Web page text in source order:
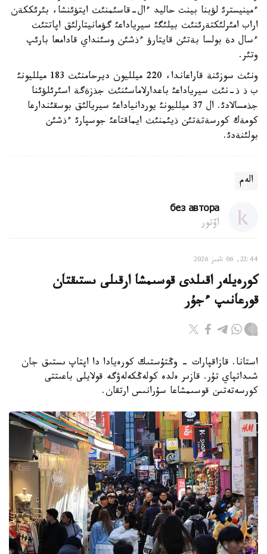
ءمينيسترئ لؤبنا بينت حاليد ءال-قاسئمنئث ايتؤئنشا، بئرئككةن
اراب امئرلئكتةرئنئث بيلئگئ سيرياداعئ گؤمانيتارلئق اپاتتئث
ءسال دة بولسا بةتئن قايتارؤ ءذشئن وسئنداي قادامعا بارئپ
وتئر.
ونئث سوزئنة قاراعاندا، 220 ميلليون ديرحامنئث 183 ميلليونئ
ب ذ ذ-نئث سيرياداعئ باعدارلاماسئنئث جذزةگة اسئرئلؤئنا
جذمسالادئ. ال 37 ميلليونئ يوردانياداعئ سيريالئق بوسقئندارعا
كومةك كورسةتةتئن ذيئمنئث ايماقتاعئ جوسپارئ ءذشئن
بولئنةدئ.
الەم
без автора
اۆتور
22:44, 06 تامىز 2026
كورەيلەر اقىلدى قوسىمشا ارقىلى ىستىقتان
قورعانىپ ءجۇر
استانا. قازاقپارات - وڭتۇستىك كورەيادا دا اپتاپ ىستىق جان
شىداتپاي تۇر. قازىر ەلدە كولەڭكەلەۋگە قولايلى باعىتتى
كورسەتەتىن قوسىمشاعا سۇرانىس ارتقان.